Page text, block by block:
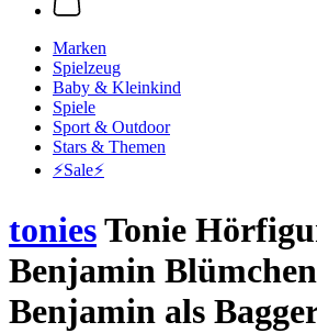
Marken
Spielzeug
Baby & Kleinkind
Spiele
Sport & Outdoor
Stars & Themen
⚡️Sale⚡️
toniesTonie
Benjamin
Benjamin als